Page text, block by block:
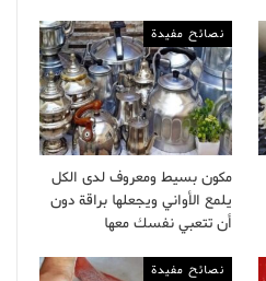
نصائح مفيدة
مكون بسيط ومعروف لدى الكل
يلمع الأواني ويجعلها براقة دون
أن تتعبي نفسك معها
نصائح مفيدة